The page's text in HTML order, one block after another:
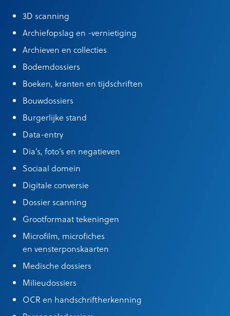
3D scanning
Archiefopslag en -vernietiging
Archieven en collecties
Bodemdossiers
Boeken, kranten en tijdschriften
Bouwdossiers
Burgerlijke stand
Data-entry
Dia’s, foto’s en negatieven
Sociaal domein
Digitale conversie
Dossier scanning
Grootformaat tekeningen
Microfilm, microfiches
en vensterponskaarten
Medische dossiers
Milieudossiers
OCR en handschriftherkenning